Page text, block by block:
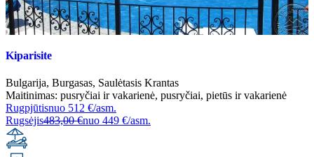
Kiparisite
Bulgarija, Burgasas, Saulėtasis Krantas
Maitinimas: pusryčiai ir vakarienė, pusryčiai, pietūs ir vakarienė
Rugpjūtisnuo 512 €/asm.
Rugsėjis483,00 €nuo 449 €/asm.